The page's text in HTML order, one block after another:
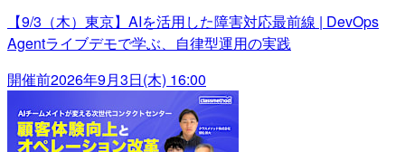
【9/3（木）東京】AIを活用した障害対応最前線 | DevOps
Agentライブデモで学ぶ、自律型運用の実践
開催前2026年9月3日(木) 16:00